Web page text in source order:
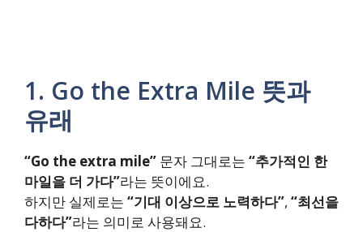
1. Go the Extra Mile 뜻과
유래
“Go the extra mile” 문자 그대로는 “추가적인 한
마일을 더 가다”라는 뜻이에요.
하지만 실제로는 “기대 이상으로 노력하다”, “최선을
다하다”라는 의미로 사용돼요.